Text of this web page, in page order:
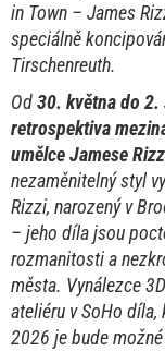
in Town – James
speciálně
Tirschenreuth.
Od 30. května do
retrospektiva
umělce Jamese
nezaměnitelný styl
Rizzi, narozený v
– jeho díla jsou
rozmanitosti a
města. Vynálezce
ateliéru v SoHo díla,
2026 je bude